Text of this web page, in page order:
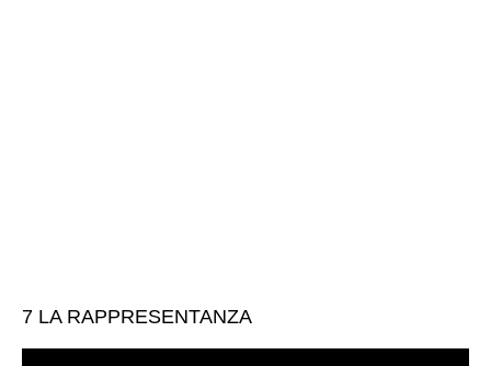
7 LA RAPPRESENTANZA